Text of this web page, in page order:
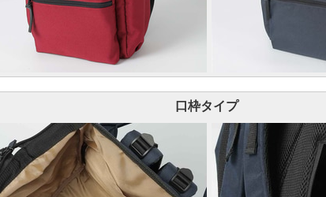
口枠タイプ